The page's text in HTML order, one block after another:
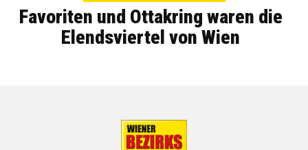
Favoriten und Ottakring waren die
Elendsviertel von Wien